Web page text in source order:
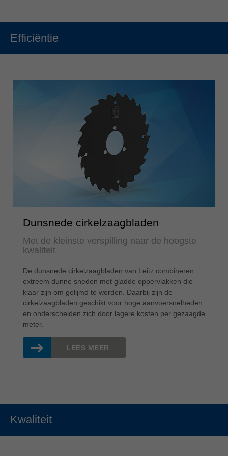
Efficiëntie
Dunsnede cirkelzaagbladen
Met de kleinste verspilling naar de hoogste
kwaliteit
De dunsnede cirkelzaagbladen van Leitz combineren
extreem dunne sneden met gladde oppervlakken die
klaar zijn om gelijmd te worden. Daarbij zijn de
cirkelzaagbladen geschikt voor hoge aanvoersnelheden
en onderscheiden zich door lagere kosten per gezaagde
meter.
LEES MEER
Kwaliteit